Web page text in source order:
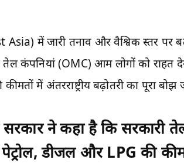
Asia) में जारी तनाव और वैश्विक स्तर
कंपनियां (OMC) आम लोगों को राहत
में अंतरराष्ट्रीय बढ़ोतरी का पूरा बोझ
ने कहा है कि सरकारी
डीजल और LPG की